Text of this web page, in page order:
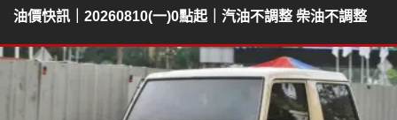
油價快訊｜20260810(一)0點起｜汽油不調整 柴油不調整